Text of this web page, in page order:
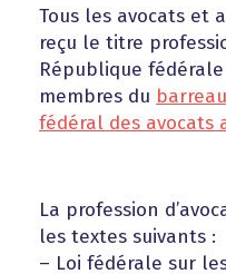
Tous les avocats et
reçu le titre
République
membres du
fédéral des avocats
La profession
les textes suivants :
– Loi fédérale sur